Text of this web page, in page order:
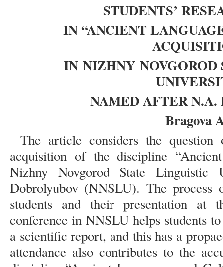
STUDENTS’
IN “ANCIENT
IN NIZHNY
NAMED AFTER N.A.
Bragova
The article considers the question
acquisition of the discipline
Nizhny Novgorod State Linguistic
Dobrolyubov (NNSLU). The
students and their presentation at
conference in NNSLU helps students
a scientific report, and this has a
attendance also contributes to the